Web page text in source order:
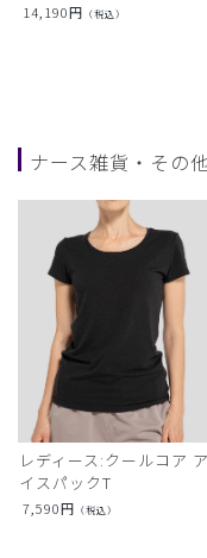
14,190円 （税込）
ナース雑貨・その
レディース:クールコア ア
イスパックT
7,590円 （税込）